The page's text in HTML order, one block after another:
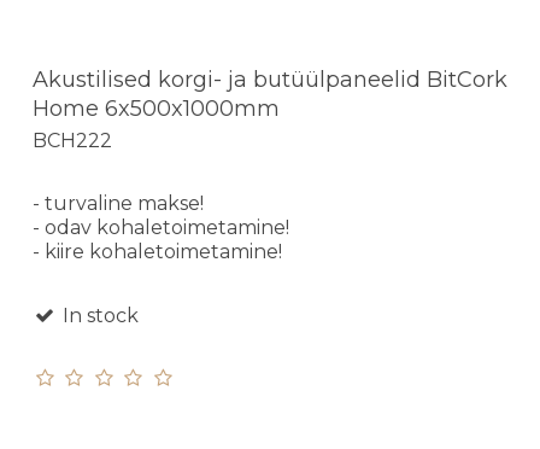
Akustilised korgi- ja butüülpaneelid BitCork
Home 6x500x1000mm
BCH222
- turvaline makse!
- odav kohaletoimetamine!
- kiire kohaletoimetamine!
In stock